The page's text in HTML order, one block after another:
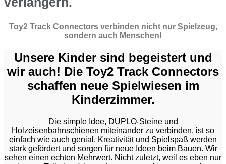
Toy2 Track Connectors verbinden nicht nur Spielzeug,
sondern auch Menschen!
Unsere Kinder sind begeistert und
wir auch! Die Toy2 Track Connectors
schaffen neue Spielwiesen im
Kinderzimmer.
Die simple Idee, DUPLO-Steine und
Holzeisenbahnschienen miteinander zu verbinden, ist so
einfach wie auch genial. Kreativität und Spielspaß werden
stark gefördert und sorgen für neue Ideen beim Bauen. Wir
sehen einen echten Mehrwert. Nicht zuletzt, weil es eben nur